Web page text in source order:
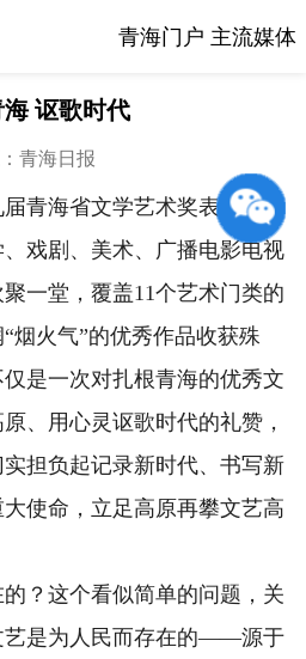
青海门户 主流媒体
海 讴歌时代
青海日报
海省文学艺术奖表彰大会
戏剧、美术、广播电影电视
一堂，覆盖11个艺术门类的
烟火气”的优秀作品收获殊
是一次对扎根青海的优秀文
、用心灵讴歌时代的礼赞，
担负起记录新时代、书写新
使命，立足高原再攀文艺高
这个看似简单的问题，关
艺是为人民而存在的——源于